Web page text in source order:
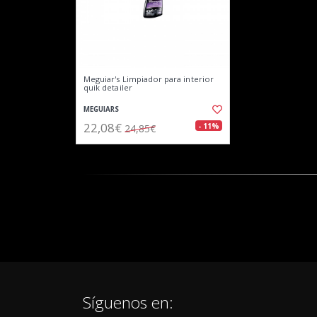
Meguiar's Limpiador para interior
quik detailer
MEGUIARS
22,08€ 24,85€ - 11%
Síguenos en: